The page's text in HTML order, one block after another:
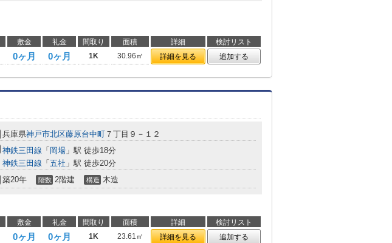
敷金 礼金 間取り 面積 詳細
検討リスト
0ヶ月 0ヶ月 1K 30.96㎡ 詳細を見る 追加する
兵庫県神戸市北区藤原台中町 ７丁目９－１２
神鉄三田線 「 岡場 」駅 徒歩18分
神鉄三田線 「 五社 」駅 徒歩20分
築20年 階数 2階建 構造 木造
敷金 礼金 間取り 面積 詳細
検討リスト
0ヶ月 0ヶ月 1K 23.61㎡ 詳細を見る
追加する